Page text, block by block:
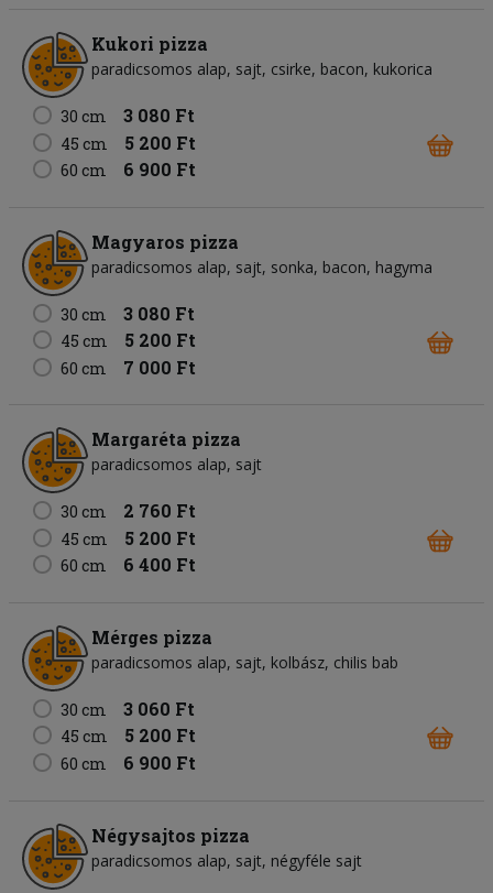
Kukori pizza
paradicsomos alap sajt csirke bacon kukorica
30 cm 3 080 Ft
45 cm 5 200 Ft
60 cm 6 900 Ft
Magyaros pizza
paradicsomos alap sajt sonka bacon hagyma
30 cm 3 080 Ft
45 cm 5 200 Ft
60 cm 7 000 Ft
Margaréta pizza
paradicsomos alap sajt
30 cm 2 760 Ft
45 cm 5 200 Ft
60 cm 6 400 Ft
Mérges pizza
paradicsomos alap sajt kolbász chilis bab
30 cm 3 060 Ft
45 cm 5 200 Ft
60 cm 6 900 Ft
Négysajtos pizza
paradicsomos alap sajt négyféle sajt